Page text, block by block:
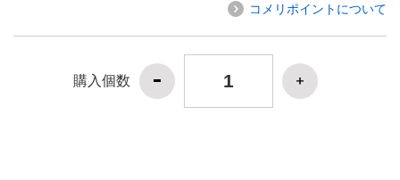
コメリポイントについて
購入個数